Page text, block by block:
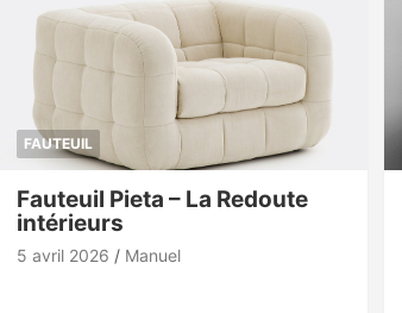
FAUTEUIL
Fauteuil Pieta – La Redoute
intérieurs
5 avril 2026 Manuel